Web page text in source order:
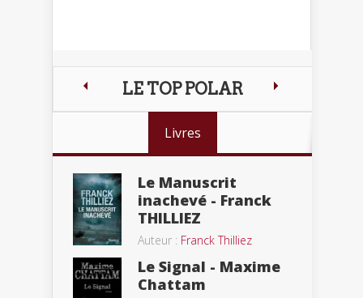
LE TOP POLAR
Livres
Le Manuscrit
inachevé - Franck
THILLIEZ
Auteur : Franck Thilliez
Le Signal - Maxime
Chattam